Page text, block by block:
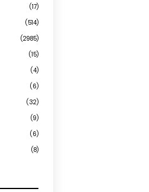
(17)
(514)
(2985)
(15)
(4)
(6)
(32)
(9)
(6)
(8)